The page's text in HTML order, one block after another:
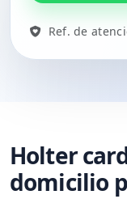
Ref. de
Holter
domicilio